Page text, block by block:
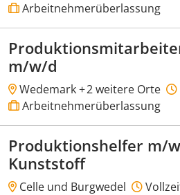
Arbeitnehmerüberlassung
m/w/d
Wedemark +2 weitere Orte
Arbeitnehmerüberlassung
Produktionshelfer m/
Kunststoff
Celle und Burgwedel